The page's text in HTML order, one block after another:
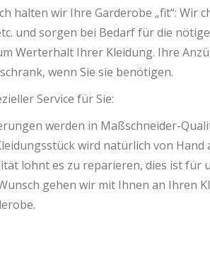
halten wir Ihre Garderobe „fit“: Wir
und sorgen bei Bedarf für die
Werterhalt Ihrer Kleidung. Ihre
wenn Sie sie benötigen.
Service für Sie:
werden in Maßschneider-
wird natürlich von Hand
lohnt es zu reparieren, dies ist für
gehen wir mit Ihnen an Ihren